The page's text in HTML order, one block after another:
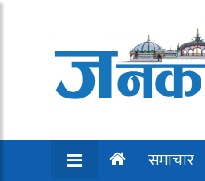
समाचार